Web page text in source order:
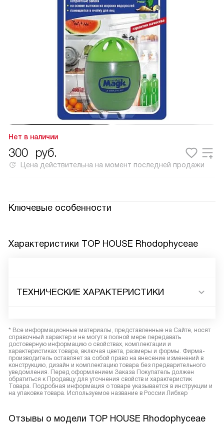
Нет в наличии
300 руб.
Цена действительна на момент последней продажи
Ключевые особенности
Характеристики TOP HOUSE Rhodophyceae
ТЕХНИЧЕСКИЕ ХАРАКТЕРИСТИКИ
* Все информационные материалы, представленные на Сайте, носят
справочный характер и не могут в полной мере передавать
достоверную информацию о свойствах, комплектации и
характеристиках товара, включая цвета, размеры и формы. Фирма-
производитель оставляет за собой право на внесение изменений в
конструкцию, дизайн и комплектацию товара без предварительного
уведомления. Перед оформлением Заказа Покупатель должен
обратиться к Продавцу для уточнения свойств и характеристик
Товара. Подробная информация о товаре указывается в инструкции и
на упаковке товара. Используемое название в России Либхер
Отзывы о модели TOP HOUSE Rhodophyceae